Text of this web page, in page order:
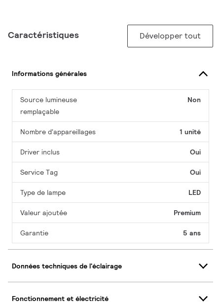
Caractéristiques Développer tout
Informations générales
Source lumineuse
remplaçable
Non
Nombre d'appareillages 1 unité
Driver inclus Oui
Service Tag Oui
Type de lampe LED
Valeur ajoutée Premium
Garantie 5 ans
Données techniques de l'éclairage
Fonctionnement et électricité